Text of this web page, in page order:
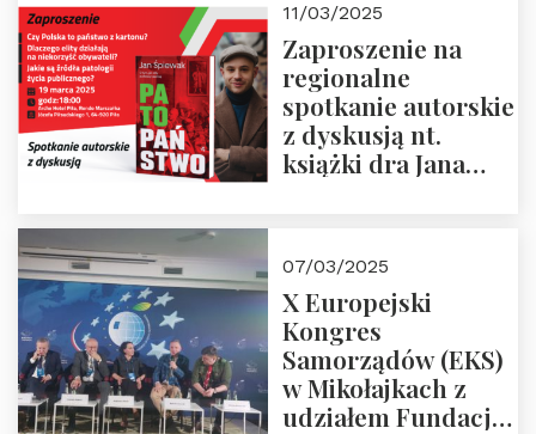
i prof.
Krasnodębski
11/03/2025
Zaproszenie na
regionalne
spotkanie autorskie
z dyskusją nt.
książki dra Jana
07/03/2025
X Europejski
Kongres
Samorządów (EKS)
w Mikołajkach z
udziałem Fundacji